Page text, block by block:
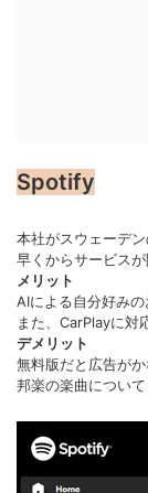
Spotify
本社がスウェーデ
早くからサービス
メリット
AIによる自分好み
また、CarPlayに対
デメリット
無料版だと広告が
邦楽の楽曲につい